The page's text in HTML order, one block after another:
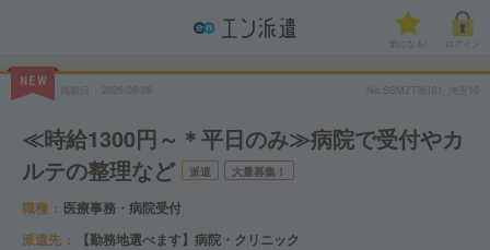
気になる!
NEW
No.SSMZT医IS1_埼玉10
≪時給1300円～＊平日のみ≫病院で受付やカ
ルテの整理など
派遣 大量募集！
職種
医療事務・病院受付
派遣先
【勤務地選べます】病院・クリニック